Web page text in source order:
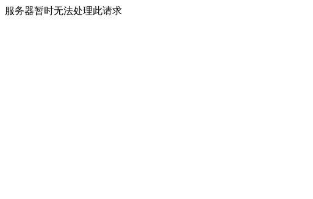
服务器暂时无法处理此请求